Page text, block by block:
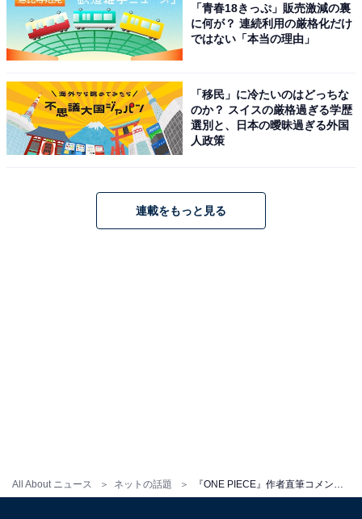
All About ニュース ネットの話題
「青春18きっぷ」販売激減の裏
に何が？ 連続利用の厳格化だけ
ではない「本当の理由」
「移民」に冷たいのはどっちな
のか？ スイスの厳格過ぎる学歴
選別と、日本の曖昧過ぎる外国
人政策
連載をもっと見る